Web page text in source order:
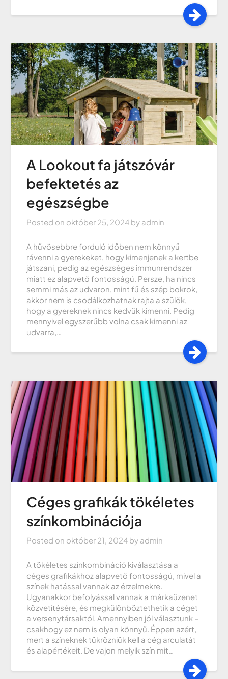
A Lookout fa játszóvár
befektetés az
egészségbe
Posted on október 25, 2024 by admin
A hűvösebbre forduló időben nem könnyű
rávenni a gyerekeket, hogy kimenjenek a kertbe
játszani, pedig az egészséges immunrendszer
miatt ez alapvető fontosságú. Persze, ha nincs
semmi más az udvaron, mint fű és szép bokrok,
akkor nem is csodálkozhatnak rajta a szülők,
hogy a gyereknek nincs kedvük kimenni. Pedig
mennyivel egyszerűbb volna csak kimenni az
udvarra,…
Céges grafikák tökéletes
színkombinációja
Posted on október 21, 2024 by admin
A tökéletes színkombináció kiválasztása a
céges grafikákhoz alapvető fontosságú, mivel a
színek hatással vannak az érzelmekre.
Ugyanakkor befolyással vannak a márkaüzenet
közvetítésére, és megkülönböztethetik a céget
a versenytársaktól. Amennyiben jól választunk –
csakhogy ez nem is olyan könnyű. Éppen azért,
mert a színeknek tükrözniük kell a cég arculatát
és alapértékeit. De vajon melyik szín mit…